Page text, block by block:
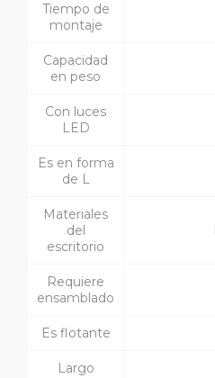
Tiempo de
montaje
Capacidad
en peso
Con luces
LED
Es en forma
de L
Materiales
del
escritorio
Requiere
ensamblado
Es flotante
Largo